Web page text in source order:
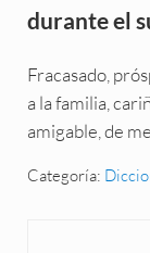
durante el
Fracasado,
a la familia,
amigable, de
Categoría: